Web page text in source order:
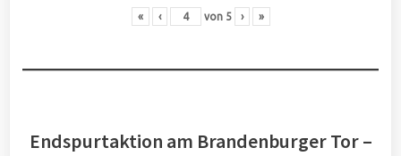
« ‹ von 5 › »
Endspurtaktion am Brandenburger Tor –